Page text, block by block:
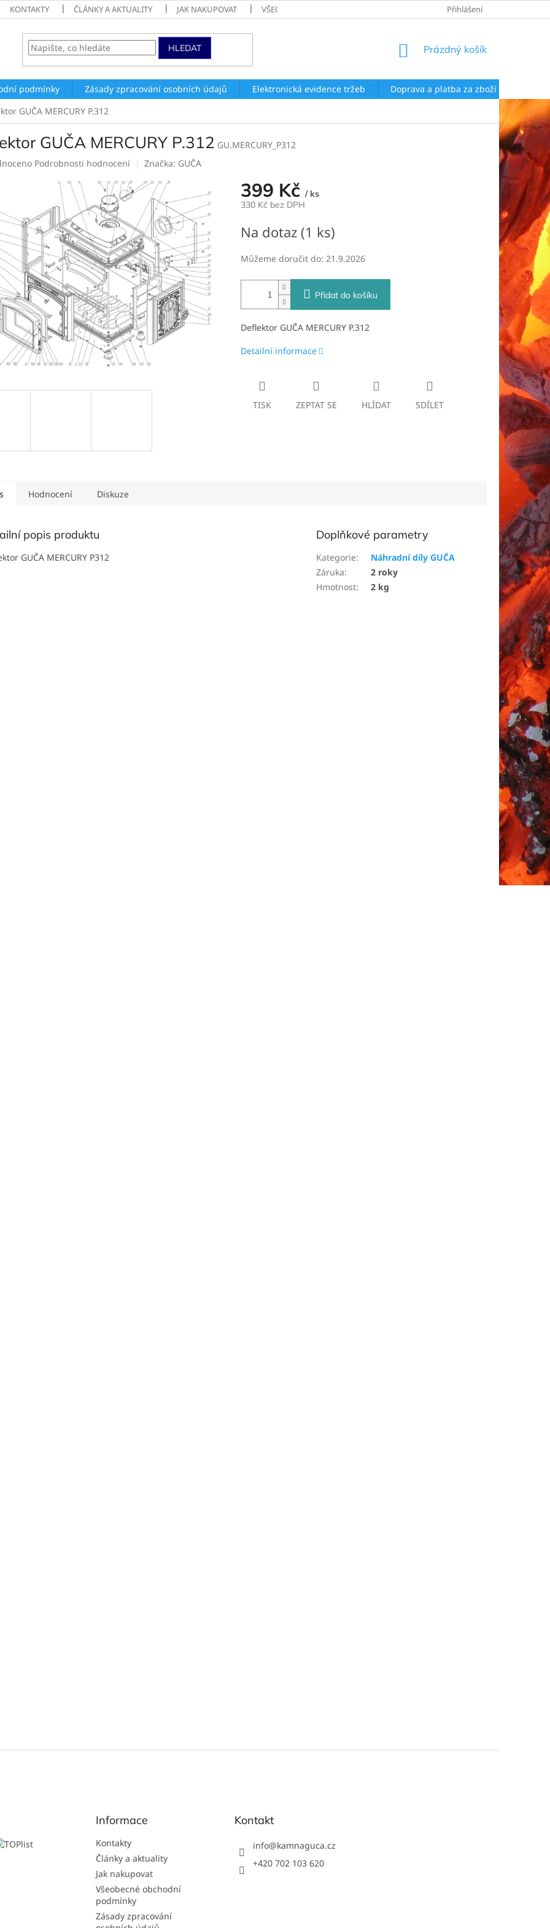
KONTAKTY ČLÁNKY A AKTUALITY JAK NAKUPOVAT VŠEOBECNÉ OBCHODNÍ PODMÍNKY ZÁSADY ZPRACOVÁNÍ OSOBNÍCH
Přihlášení
HLEDAT
NÁKUPNÍ
Prázdný košík
podmínky Zásady zpracování osobních údajů Elektronická evidence tržeb Doprava a platba za zboží
GUČA MERCURY P.312
GUČA MERCURY P.312 GU.MERCURY_P312
Podrobnosti hodnocení Značka: GUČA
399 Kč / ks
330 Kč bez DPH
cena:
Na dotaz (1 ks)
Můžeme doručit do: 21.9.2026
Přidat do košíku
Deflektor GUČA MERCURY P.312
Detailní informace
TISK ZEPTAT SE HLÍDAT SDÍLET
Hodnocení Diskuze
popis produktu
GUČA MERCURY P312
Doplňkové parametry
Kategorie:
Náhradní díly GUČA
Záruka:
2 roky
Hmotnost: 2 kg
Informace
Kontakty
Články a aktuality
Jak nakupovat
Všeobecné obchodní
podmínky
Zásady zpracování
Kontakt
info@kamnaguca.cz
+420 702 103 620